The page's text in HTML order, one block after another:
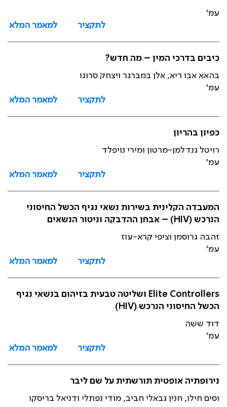
עמ'
לתקציר
למאמר המלא
כיבים בדרכי המין – מה חדש?
בהאא אבו ריא, אלן במברגר ויצחק סרוגו
עמ'
לתקציר
למאמר המלא
כפיון בהריון
רויטל גנדלמן-מרטון ומירי נויפלד
עמ'
לתקציר
למאמר המלא
המעבדה הקלינית בשירות נשאי נגיף הכשל החיסוני
הנרכש (HIV) – אבחן ההדבקה וניטור הנשאים
זהבה גרוסמן וציפי קרא-עוז
עמ'
לתקציר
למאמר המלא
Elite Controllers ושליטה טבעית בזיהום בנשאי נגיף
הכשל החיסוני הנרכש (HIV)
דוד ששה
עמ'
לתקציר
למאמר המלא
נירופתיה אופטית תורשתית על שם ליבר
וסים חילו, חנין גבאלי חביב, מודי נפתלי ודניאל בריסקו